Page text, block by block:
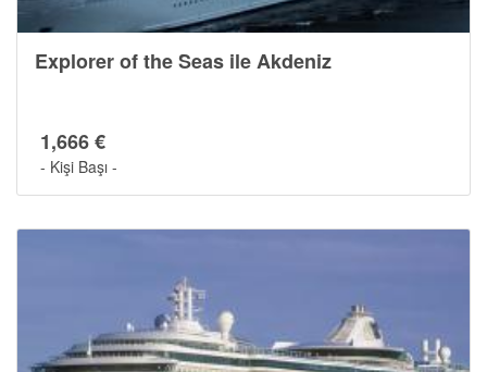
Cruise Hakkında
Explorer of the Seas ile Akdeniz
1,666 €
- Kişi Başı -